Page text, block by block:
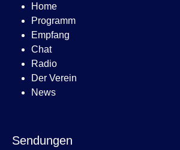
Home
Programm
Empfang
Chat
Radio
Der Verein
News
Sendungen